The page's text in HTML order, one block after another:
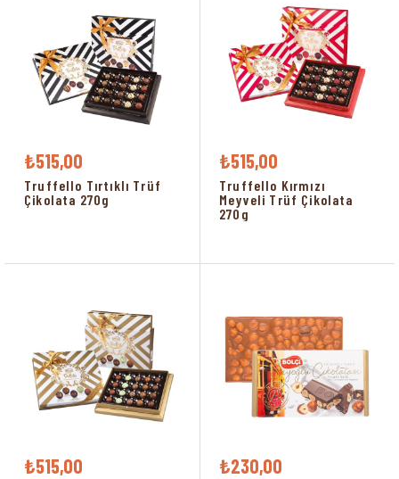
₺515,00
Truffello Tırtıklı Trüf
Çikolata 270g
₺515,00
Truffello Kırmızı
Meyveli Trüf Çikolata
270g
₺515,00 ₺230,00